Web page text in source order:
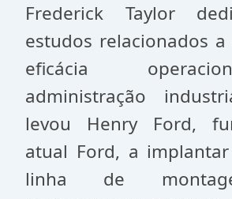
Frederick Taylor
estudos relacionados a
eficácia
administração
levou Henry Ford,
atual Ford, a
linha de